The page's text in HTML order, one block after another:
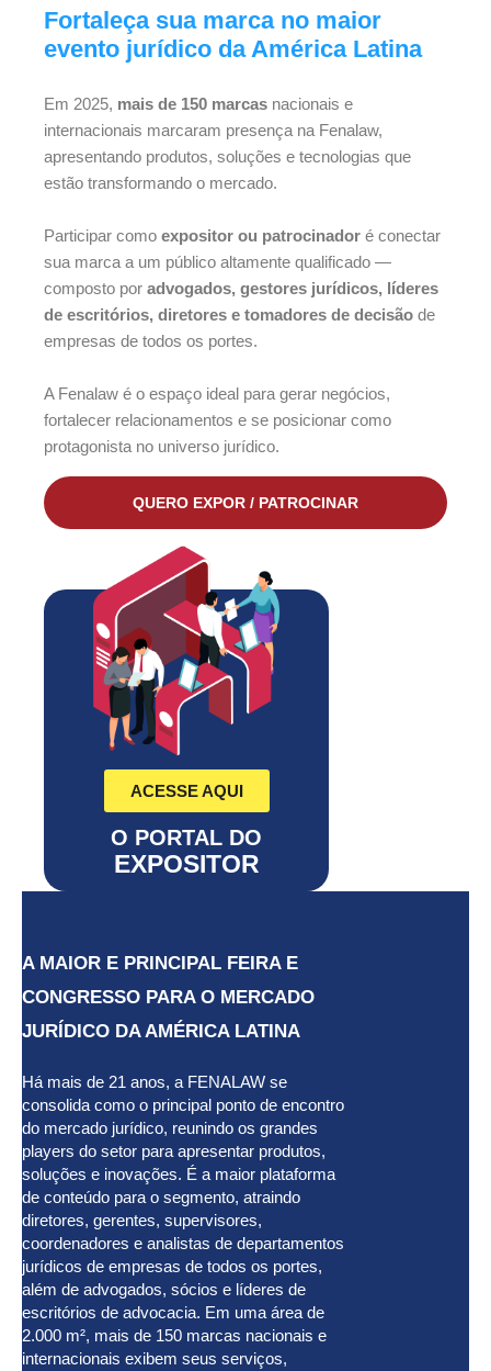
Fortaleça sua marca no maior
evento jurídico da América Latina
Em 2025, mais de 150 marcas nacionais e
internacionais marcaram presença na Fenalaw,
apresentando produtos, soluções e tecnologias que
estão transformando o mercado.
Participar como expositor ou patrocinador é conectar
sua marca a um público altamente qualificado —
composto por advogados, gestores jurídicos, líderes
de escritórios, diretores e tomadores de decisão de
empresas de todos os portes.
A Fenalaw é o espaço ideal para gerar negócios,
fortalecer relacionamentos e se posicionar como
protagonista no universo jurídico.
QUERO EXPOR / PATROCINAR
ACESSE AQUI
O PORTAL DO
EXPOSITOR
A MAIOR E PRINCIPAL FEIRA E
CONGRESSO PARA O MERCADO
JURÍDICO DA AMÉRICA LATINA
Há mais de 21 anos, a FENALAW se
consolida como o principal ponto de encontro
do mercado jurídico, reunindo os grandes
players do setor para apresentar produtos,
soluções e inovações. É a maior plataforma
de conteúdo para o segmento, atraindo
diretores, gerentes, supervisores,
coordenadores e analistas de departamentos
jurídicos de empresas de todos os portes,
além de advogados, sócios e líderes de
escritórios de advocacia. Em uma área de
2.000 m², mais de 150 marcas nacionais e
internacionais exibem seus serviços,